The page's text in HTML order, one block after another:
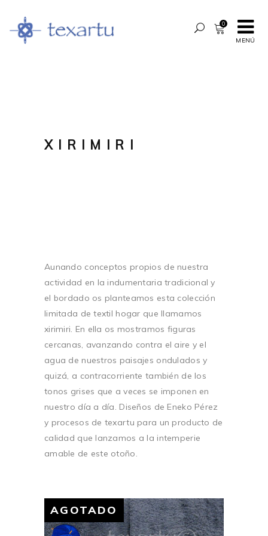
MENÚ
0
XIRIMIRI
Aunando conceptos propios de nuestra
actividad en la indumentaria tradicional y
el bordado os planteamos esta colección
limitada de textil hogar que llamamos
xirimiri. En ella os mostramos figuras
cercanas, avanzando contra el aire y el
agua de nuestros paisajes ondulados y
quizá, a contracorriente también de los
tonos grises que a veces se imponen en
nuestro día a día. Diseños de Eneko Pérez
y procesos de texartu para un producto de
calidad que lanzamos a la intemperie
amable de este otoño.
AGOTADO